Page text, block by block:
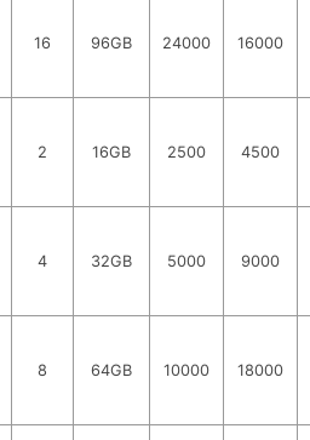
16 96GB 24000 16000
2 16GB 2500 4500
4 32GB 5000 9000
8 64GB 10000 18000